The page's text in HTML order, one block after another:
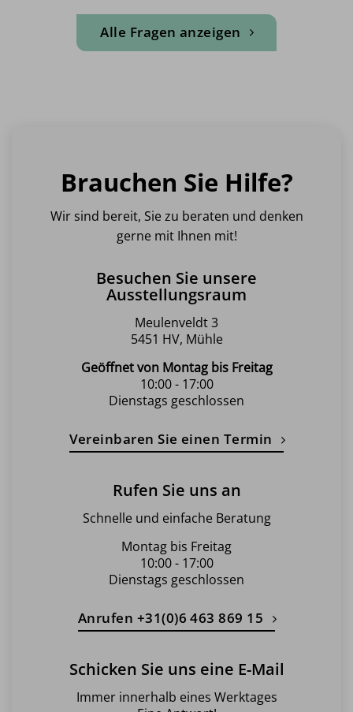
Alle Fragen anzeigen
Brauchen Sie Hilfe?
Wir sind bereit, Sie zu beraten und denken
gerne mit Ihnen mit!
Besuchen Sie unsere
Ausstellungsraum
Meulenveldt 3
5451 HV, Mühle
Geöffnet von Montag bis Freitag
10:00 - 17:00
Dienstags geschlossen
Vereinbaren Sie einen Termin
Rufen Sie uns an
Schnelle und einfache Beratung
Montag bis Freitag
10:00 - 17:00
Dienstags geschlossen
Anrufen +31(0)6 463 869 15
Schicken Sie uns eine E-Mail
Immer innerhalb eines Werktages